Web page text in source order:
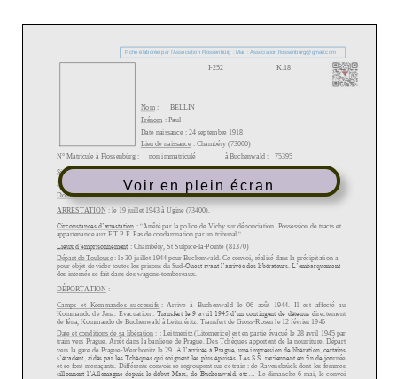
Voir en plein écran